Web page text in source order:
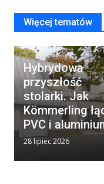
Więcej tematów
Hybrydowa
przyszłość
stolarki. Jak
Kömmerling
PVC i
28 lipiec 2026